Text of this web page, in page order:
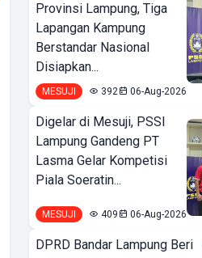
Provinsi Lampung, Tiga
Lapangan Kampung
Berstandar Nasional
Disiapkan...
MESUJI 392 06-Aug-2026
Digelar di Mesuji, PSSI
Lampung Gandeng PT
Lasma Gelar Kompetisi
Piala Soeratin...
MESUJI 409 06-Aug-2026
DPRD Bandar Lampung Beri